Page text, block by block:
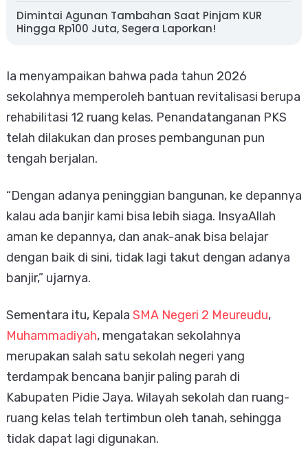
Dimintai Agunan Tambahan Saat Pinjam KUR
Hingga Rp100 Juta, Segera Laporkan!
Ia menyampaikan bahwa pada tahun 2026
sekolahnya memperoleh bantuan revitalisasi berupa
rehabilitasi 12 ruang kelas. Penandatanganan PKS
telah dilakukan dan proses pembangunan pun
tengah berjalan.
“Dengan adanya peninggian bangunan, ke depannya
kalau ada banjir kami bisa lebih siaga. InsyaAllah
aman ke depannya, dan anak-anak bisa belajar
dengan baik di sini, tidak lagi takut dengan adanya
banjir,” ujarnya.
Sementara itu, Kepala SMA Negeri 2 Meureudu,
Muhammadiyah, mengatakan sekolahnya
merupakan salah satu sekolah negeri yang
terdampak bencana banjir paling parah di
Kabupaten Pidie Jaya. Wilayah sekolah dan ruang-
ruang kelas telah tertimbun oleh tanah, sehingga
tidak dapat lagi digunakan.